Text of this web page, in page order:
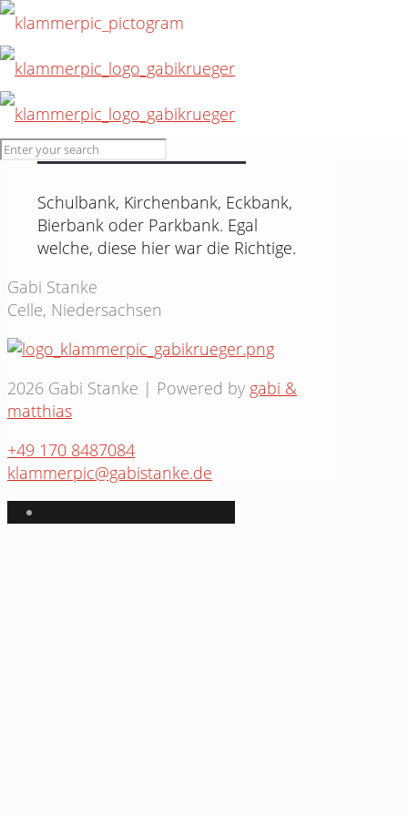
10. August 2015
Eine Bank #61
Schulbank, Kirchenbank, Eckbank,
Bierbank oder Parkbank. Egal
welche, diese hier war die Richtige.
Gabi Stanke
Celle, Niedersachsen
2026 Gabi Stanke | Powered by gabi &
matthias
+49 170 8487084
klammerpic@gabistanke.de